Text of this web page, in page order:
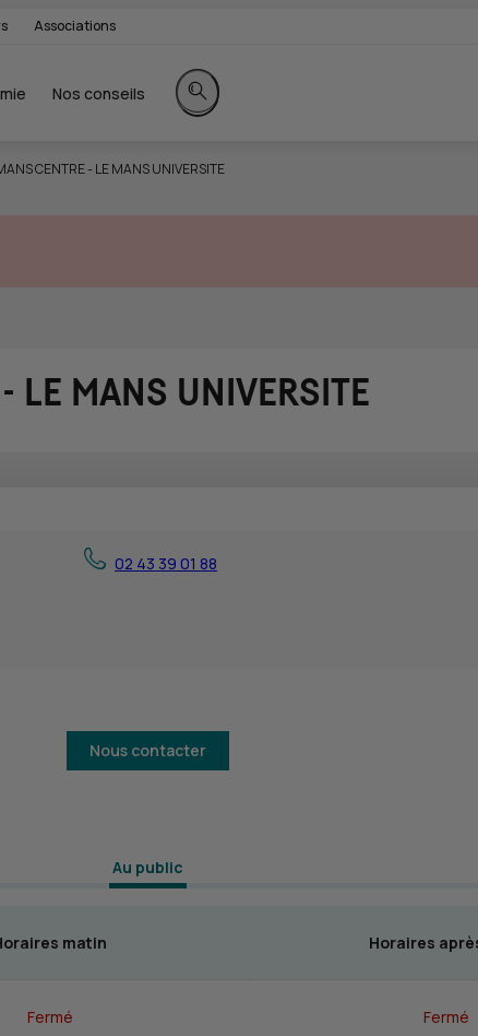
Associations
Nos conseils
Rechercher sur le site
CENTRE - LE MANS UNIVERSITE
LE MANS UNIVERSITE
02 43 39 01 88
Nous contacter
Au public
matin Horaires
Fermé Fermé